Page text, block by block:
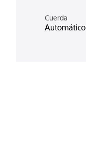
Cuerda
Automático